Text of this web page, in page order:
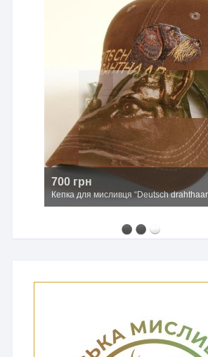
700 грн
Кепка для мисливця “Deutsch